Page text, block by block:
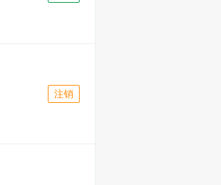
注销